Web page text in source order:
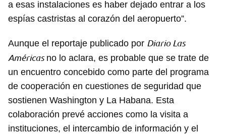
a esas instalaciones es haber dejado entrar a los
espías castristas al corazón del aeropuerto”.
Aunque el reportaje publicado por Diario Las
Américasno lo aclara, es probable que se trate de
un encuentro concebido como parte del programa
de cooperación en cuestiones de seguridad que
sostienen Washington y La Habana. Esta
colaboración prevé acciones como la visita a
instituciones, el intercambio de información y el